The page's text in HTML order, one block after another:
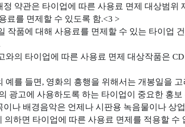
약관은 타이업에 따른 사용료 면제 대상범
료를 면제할 수 있도록 함.<3 >
작품에 대해 사용료를 면제할 수 있는 타이업
의 타이업에 따른 사용료 면제 대상작품은
예를 들면, 영화의 흥행을 위해서는 개봉일을
광고에 사용하도록 하는 타이업이 중요한 홍
나 배경음악은 언제나 시판용 녹음물이나 상
의하면 타이업에 따른 사용료 면제를 적용할 수